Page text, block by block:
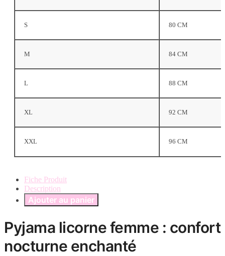
S 80 CM
M 84 CM
L 88 CM
XL 92 CM
XXL 96 CM
Fiche Produit
Description
Ajouter au panier
Pyjama licorne femme : confort
nocturne enchanté